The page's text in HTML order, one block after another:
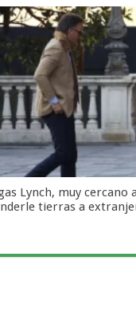
Lynch, muy cercano
tierras a